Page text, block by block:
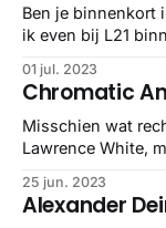
Ben je binnenkort
ik even bij L21
blooming’.
netvlies op.
01 jul. 2023
Chromatic
Misschien wat
Lawrence White,
25 jun. 2023
Alexander